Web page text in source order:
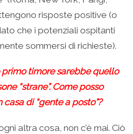
risposte positive (o
che i potenziali ospitanti
sommersi di richieste).
timore sarebbe quello
“strane”.Come posso
di “gente a posto”?
altra cosa, non c’è mai. Ciò